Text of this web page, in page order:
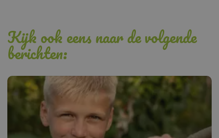
Kijk ook eens naar de volgende
berichten: